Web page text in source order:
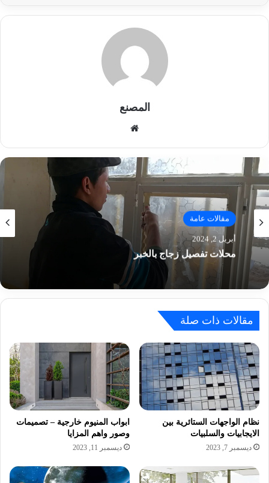
المصنع
الوي
ب
مقالات عامة
مارس 27, 2024
ورشة المنيوم الرياض
مقالات ذات صلة
نظام الواجهات الستائرية بين
الايجابيات والسلبيات
ديسمبر 7, 2023
ابواب المنيوم خارجية – تصميمات
وصور واهم المزايا
ديسمبر 11, 2023